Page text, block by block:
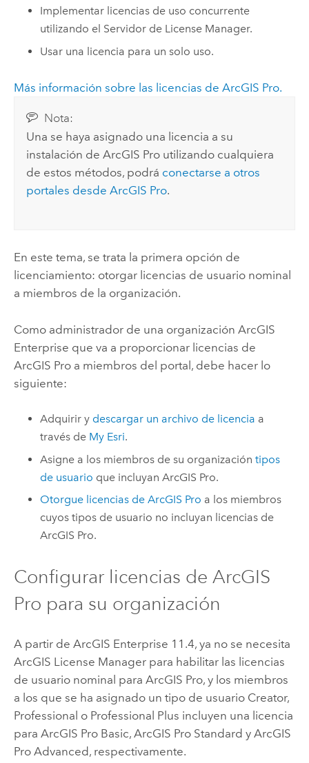
Implementar licencias de uso concurrente
utilizando el Servidor de License Manager.
Usar una licencia para un solo uso.
Más información sobre las licencias de ArcGIS Pro.
Nota:
Una se haya asignado una licencia a su
instalación deArcGIS Pro utilizando cualquiera
de estos métodos, podrá conectarse a otros
portales desdeArcGIS Pro.
En este tema, se trata la primera opción de
licenciamiento: otorgar licencias de usuario nominal
a miembros de la organización.
Como administrador de una organización ArcGIS
Enterprise que va a proporcionar licencias de
ArcGIS Proa miembros del portal, debe hacer lo
siguiente:
Adquirir y descargar un archivo de licencia a
través de My Esri.
Asigne a los miembros de su organizacióntipos
de usuario que incluyanArcGIS Pro.
Otorgue licencias deArcGIS Pro a los miembros
cuyos tipos de usuario no incluyan licencias de
ArcGIS Pro.
Configurar licencias de ArcGIS
Pro para su organización
A partir de ArcGIS Enterprise 11.4, ya no se necesita
ArcGIS License Managerpara habilitar las licencias
de usuario nominal para ArcGIS Pro, y los miembros
a los que se ha asignado un tipo de usuario Creator,
Professional o Professional Plus incluyen una licencia
para ArcGIS Pro Basic, ArcGIS Pro Standard y ArcGIS
Pro Advanced, respectivamente.